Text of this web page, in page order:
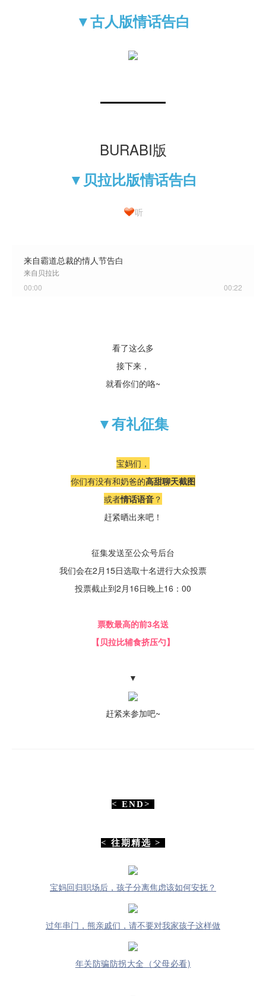
▼古人版情话告白
BURABI版
▼贝拉比版情话告白
听
来自霸道总裁的情人节告白
来自贝拉比
00:00
00:22
看了这么多
接下来，
就看你们的咯~
▼有礼征集
宝妈们，
你们有没有和奶爸的高甜聊天截图
或者情话语音 ？
赶紧晒出来吧！
征集发送至公众号后台
我们会在2月15日选取十名进行大众投票
投票截止到2月16日晚上16：00
票数最高的前3名送
【贝拉比辅食挤压勺】
▼
赶紧来参加吧~
< END>
< 往期精选 >
宝妈回归职场后，孩子分离焦虑该如何安抚？
过年串门，熊亲戚们，请不要对我家孩子这样做
年关防骗防拐大全（父母必看)